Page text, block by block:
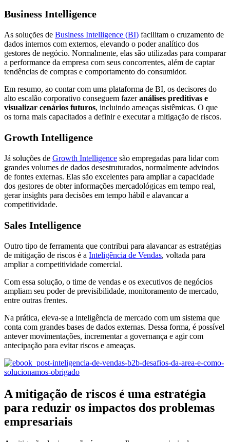
Business Intelligence
As soluções de Business Intelligence (BI) facilitam o cruzamento de
dados internos com externos, elevando o poder analítico dos
gestores de negócio. Normalmente, elas são utilizadas para comparar
a performance da empresa com seus concorrentes, além de captar
tendências de compras e comportamento do consumidor.
Em resumo, ao contar com uma plataforma de BI, os decisores do
alto escalão corporativo conseguem fazeranálises preditivas e
visualizar cenários futuros, incluindo ameaças sistêmicas. O que
os torna mais capacitados a definir e executar a mitigação de riscos.
Growth Intelligence
Já soluções de Growth Intelligence são empregadas para lidar com
grandes volumes de dados desestruturados, normalmente advindos
de fontes externas. Elas são excelentes para ampliar a capacidade
dos gestores de obter informações mercadológicas em tempo real,
gerar insights para decisões em tempo hábil e alavancar a
competitividade.
Sales Intelligence
Outro tipo de ferramenta que contribui para alavancar as estratégias
de mitigação de riscos é a Inteligência de Vendas, voltada para
ampliar a competitividade comercial.
Com essa solução, o time de vendas e os executivos de negócios
ampliam seu poder de previsibilidade, monitoramento de mercado,
entre outras frentes.
Na prática, eleva-se a inteligência de mercado com um sistema que
conta com grandes bases de dados externas. Dessa forma, é possível
antever movimentações, incrementar a governança e agir com
antecipação para evitar riscos e ameaças.
A mitigação de riscos é uma estratégia
para reduzir os impactos dos problemas
empresariais